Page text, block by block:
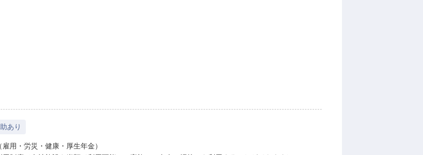
あり
雇用・労災・健康・厚生年金）